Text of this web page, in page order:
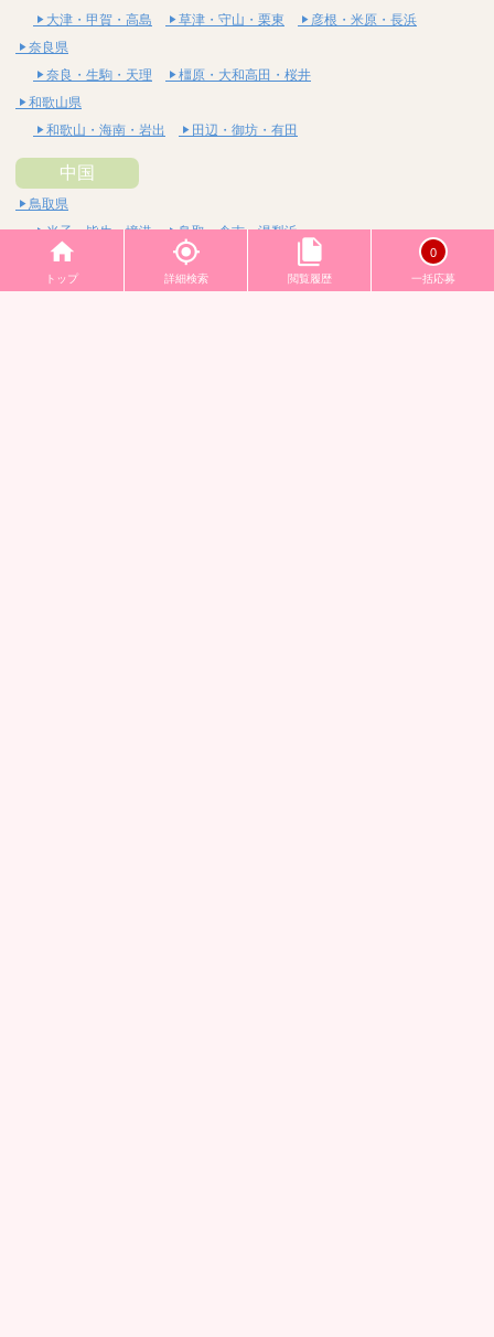
大津・甲賀・高島
草津・守山・栗東
彦根・米原・長浜
奈良県
奈良・生駒・天理
橿原・大和高田・桜井
和歌山県
和歌山・海南・岩出
田辺・御坊・有田
中国
鳥取県
米子・皆生・境港
鳥取・倉吉・湯梨浜
島根県
松江・安来
出雲・雲南・大田
トップ 詳細検索 閲覧履歴
0
一括応募